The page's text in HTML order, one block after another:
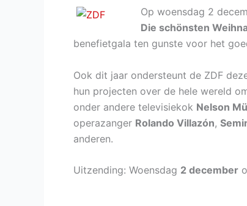
Op woensdag 2
Die schönsten
benefietgala ten gunste voor het
Ook dit jaar ondersteunt de ZDF
hun projecten over de hele wereld
onder andere televisiekok Nelson
operazanger Rolando Villazón,
anderen.
Uitzending: Woensdag 2 december